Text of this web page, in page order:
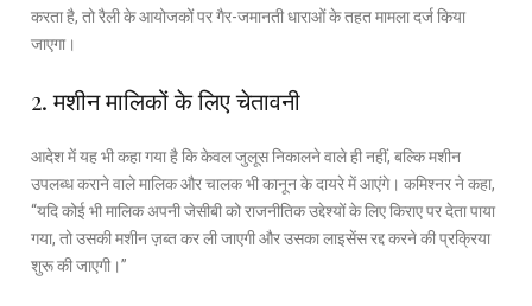
करता है, तो रैली के आयोजकों पर गैर-जमानती धाराओं के तहत मामला दर्ज किया
जाएगा।
2. मशीन मालिकों के लिए चेतावनी
आदेश में यह भी कहा गया है कि केवल जुलूस निकालने वाले ही नहीं, बल्कि मशीन
उपलब्ध कराने वाले मालिक और चालक भी कानून के दायरे में आएंगे। कमिश्नर ने कहा,
“यदि कोई भी मालिक अपनी जेसीबी को राजनीतिक उद्देश्यों के लिए किराए पर देता पाया
गया, तो उसकी मशीन ज़ब्त कर ली जाएगी और उसका लाइसेंस रद्द करने की प्रक्रिया
शुरू की जाएगी।”